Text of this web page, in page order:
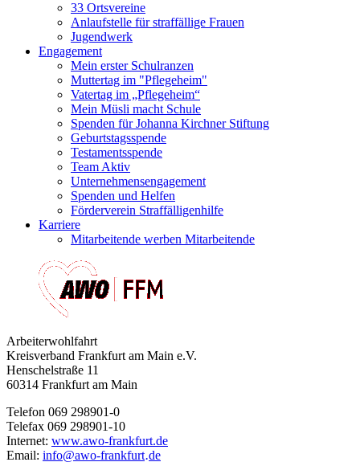
33 Ortsvereine
Anlaufstelle für straffällige Frauen
Jugendwerk
Engagement
Mein erster Schulranzen
Muttertag im "Pflegeheim"
Vatertag im „Pflegeheim“
Mein Müsli macht Schule
Spenden für Johanna Kirchner Stiftung
Geburtstagsspende
Testamentsspende
Team Aktiv
Unternehmensengagement
Spenden und Helfen
Förderverein Straffälligenhilfe
Karriere
Mitarbeitende werben Mitarbeitende
Arbeiterwohlfahrt
Kreisverband Frankfurt am Main e.V.
Henschelstraße 11
60314 Frankfurt am Main
Telefon 069 298901-0
Telefax 069 298901-10
Internet: www.awo-frankfurt.de
Email: info@awo-frankfurt·de